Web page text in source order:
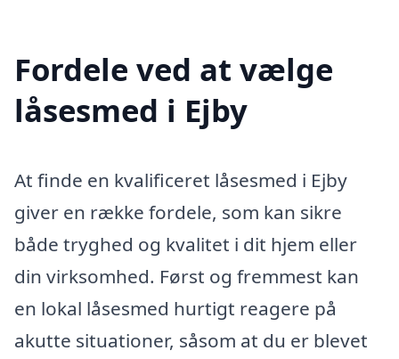
Fordele ved at vælge
låsesmed i Ejby
At finde en kvalificeret låsesmed i Ejby
giver en række fordele, som kan sikre
både tryghed og kvalitet i dit hjem eller
din virksomhed. Først og fremmest kan
en lokal låsesmed hurtigt reagere på
akutte situationer, såsom at du er blevet